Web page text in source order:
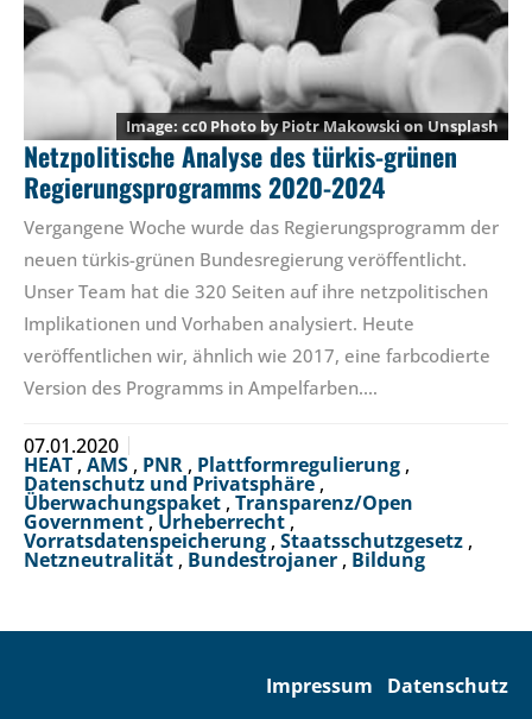
cc0 Photo byPiotr Makowskion Unsplash
Netzpolitische Analyse des türkis-grünen
Regierungsprogramms 2020-2024
Vergangene Woche wurde das Regierungsprogramm der
neuen türkis-grünen Bundesregierung veröffentlicht.
Unser Team hat die 320 Seiten auf ihre netzpolitischen
Implikationen und Vorhaben analysiert. Heute
veröffentlichen wir, ähnlich wie 2017, eine farbcodierte
Version des Programms in Ampelfarben.…
07.01.2020
HEAT , AMS , PNR , Plattformregulierung ,
Datenschutz und Privatsphäre,
Überwachungspaket , Transparenz/Open
Government,Urheberrecht,
Vorratsdatenspeicherung , Staatsschutzgesetz ,
Netzneutralität , Bundestrojaner , Bildung
Impressum Datenschutz